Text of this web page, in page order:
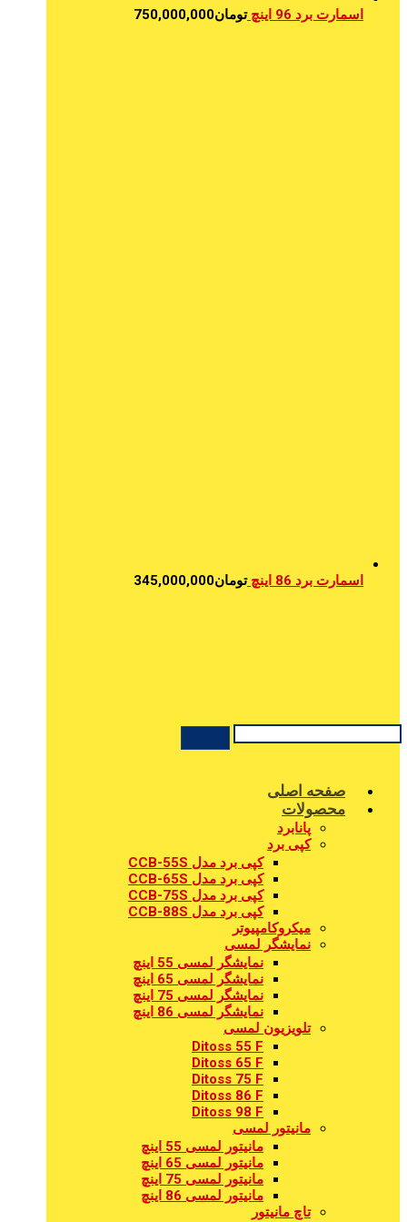
اسمارت برد 96 اینچ تومان750,000,000
اسمارت برد 86 اینچ تومان345,000,000
صفحه اصلی
محصولات
پانابرد
کپی برد
کپی برد مدل CCB-55S
کپی برد مدل CCB-65S
کپی برد مدل CCB-75S
کپی برد مدل CCB-88S
میکروکامپیوتر
نمایشگر لمسی
نمایشگر لمسی 55 اینچ
نمایشگر لمسی 65 اینچ
نمایشگر لمسی 75 اینچ
نمایشگر لمسی 86 اینچ
تلویزیون لمسی
Ditoss 55 F
Ditoss 65 F
Ditoss 75 F
Ditoss 86 F
Ditoss 98 F
مانیتور لمسی
مانیتور لمسی 55 اینچ
مانیتور لمسی 65 اینچ
مانیتور لمسی 75 اینچ
مانیتور لمسی 86 اینچ
تاچ مانیتور